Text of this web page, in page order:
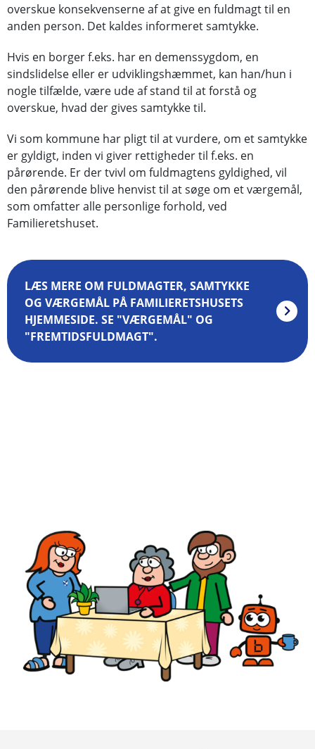
overskue konsekvenserne af at give en fuldmagt til en
anden person. Det kaldes informeret samtykke.
Hvis en borger f.eks. har en demenssygdom, en
sindslidelse eller er udviklingshæmmet, kan han/hun i
nogle tilfælde, være ude af stand til at forstå og
overskue, hvad der gives samtykke til.
Vi som kommune har pligt til at vurdere, om et samtykke
er gyldigt, inden vi giver rettigheder til f.eks. en
pårørende. Er der tvivl om fuldmagtens gyldighed, vil
den pårørende blive henvist til at søge om et værgemål,
som omfatter alle personlige forhold, ved
Familieretshuset.
LÆS MERE OM FULDMAGTER, SAMTYKKE
OG VÆRGEMÅL PÅ FAMILIERETSHUSETS
HJEMMESIDE. SE "VÆRGEMÅL" OG
"FREMTIDSFULDMAGT".